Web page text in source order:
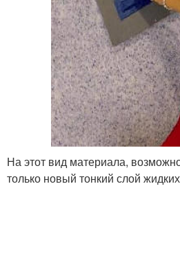
Обоев на основе
Обоев на бумажной
основе
На этот вид материала,
только новый тонкий слой